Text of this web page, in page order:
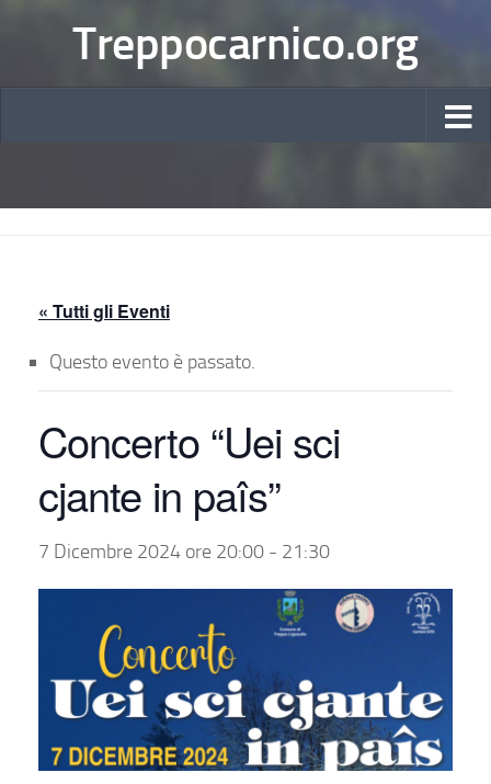
Treppocarnico.org
« Tutti gli Eventi
Questo evento è passato.
Concerto “Uei sci
cjante in paîs”
7 Dicembre 2024 ore 20:00 - 21:30